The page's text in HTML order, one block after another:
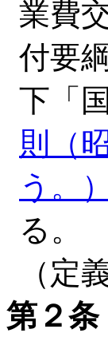
業費
付要
下「
則（
う。）
る。
（定
第２条